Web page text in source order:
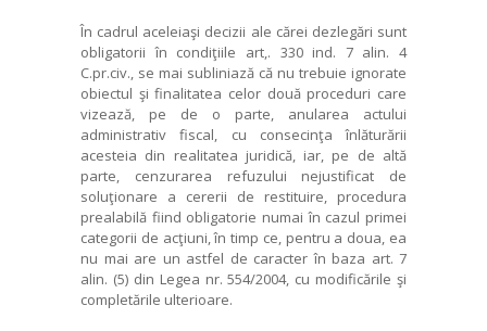
În cadrul aceleiaşi decizii ale cărei dezlegări sunt
obligatorii în condiţiile art,. 330 ind. 7 alin. 4
C.pr.civ., se mai subliniază că nu trebuie ignorate
obiectul şi finalitatea celor două proceduri care
vizează, pe de o parte, anularea actului
administrativ fiscal, cu consecinţa înlăturării
acesteia din realitatea juridică, iar, pe de altă
parte, cenzurarea refuzului nejustificat de
soluţionare a cererii de restituire, procedura
prealabilă fiind obligatorie numai în cazul primei
categorii de acţiuni, în timp ce, pentru a doua, ea
nu mai are un astfel de caracter în baza art. 7
alin. (5) din Legea nr. 554/2004, cu modificările şi
completările ulterioare.